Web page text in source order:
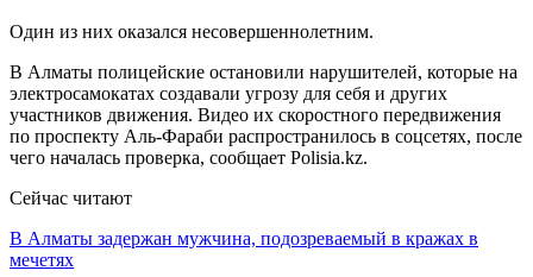
Один из них оказался несовершеннолетним.
В Алматы полицейские остановили нарушителей, которые на
электросамокатах создавали угрозу для себя и других
участников движения. Видео их скоростного передвижения
по проспекту Аль-Фараби распространилось в соцсетях, после
чего началась проверка, сообщает Polisia.kz.
Сейчас читают
В Алматы задержан мужчина, подозреваемый в кражах в
мечетях